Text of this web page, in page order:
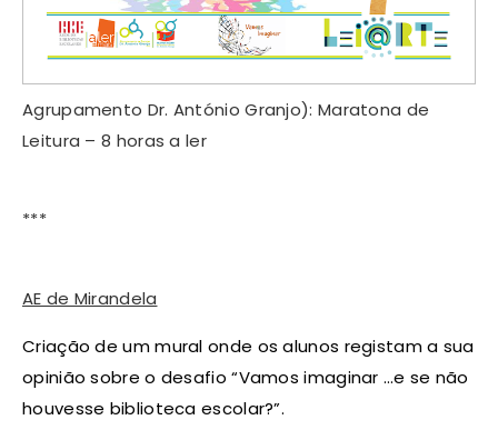
Agrupamento Dr. António Granjo): Maratona de
Leitura – 8 horas a ler
***
AE de Mirandela
Criação de um mural onde os alunos registam a sua
opinião sobre o desafio “Vamos imaginar …e se não
houvesse biblioteca escolar?”.